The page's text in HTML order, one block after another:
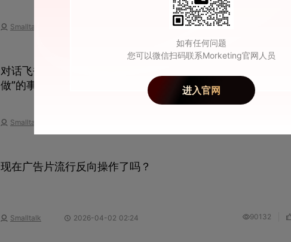
Smalltalk
对话飞书深诺殷唯：出海的最大误区，是把品牌当成“有钱再
做”的事
Smalltalk
现在广告片流行反向操作了吗？
Smalltalk 2026-04-02 02:24 90132
如有任何问题
您可以微信扫码联系Morketing官网人员
进入官网